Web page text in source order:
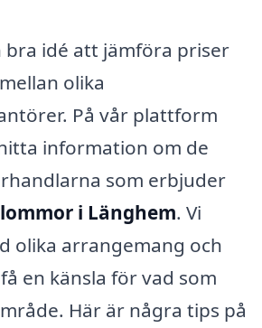
bra idé att jämföra priser
olika
På vår plattform
information om de
som erbjuder
i Länghem. Vi
olika arrangemang och
en känsla för vad som
Här är några tips på